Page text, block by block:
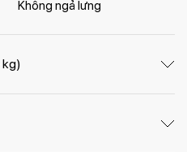
Không ngả lưng
kg)